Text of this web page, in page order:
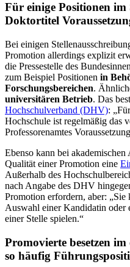
Für einige Positionen im
Doktortitel
Bei einigen
Promotion allerdings explizit
die Pressestelle des
zum Beispiel Positionen in
Forschungsbereichen.
universitären Betrieb. Das
Hochschulverband (DHV):
Hochschule ist regelmäßig das
Professorenamtes
Ebenso kann bei akademischen
Qualität einer Promotion eine
Außerhalb des
nach Angabe des DHV
Promotion erfordern, aber:
Auswahl einer Kandidatin oder
einer Stelle spielen.“
Promovierte besetzen
so häufig